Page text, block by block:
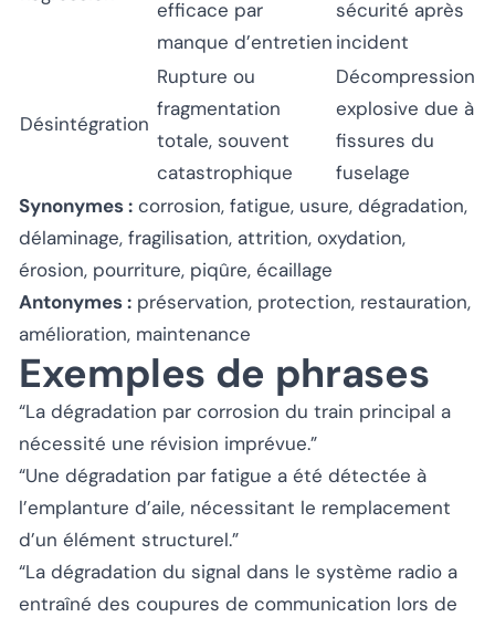
efficace par
manque d’entretien
sécurité après
incident
Désintégration
Rupture ou
fragmentation
totale, souvent
catastrophique
Décompression
explosive due à
fissures du
fuselage
Synonymes : corrosion, fatigue, usure, dégradation,
délaminage, fragilisation, attrition, oxydation,
érosion, pourriture, piqûre, écaillage
Antonymes : préservation, protection, restauration,
amélioration, maintenance
Exemples de phrases
“La dégradation par corrosion du train principal a
nécessité une révision imprévue.”
“Une dégradation par fatigue a été détectée à
l’emplanture d’aile, nécessitant le remplacement
d’un élément structurel.”
“La dégradation du signal dans le système radio a
entraîné des coupures de communication lors de